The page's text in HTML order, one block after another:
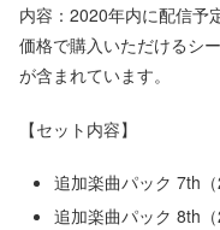
内容：2020年内に配信予
価格で購入いただけるシ
が含まれています。
【セット内容】
追加楽曲パック 7th
追加楽曲パック 8th